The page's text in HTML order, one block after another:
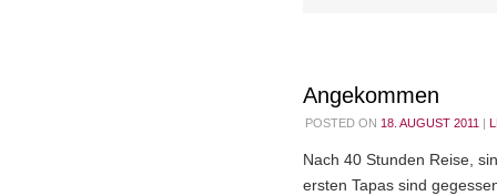
Angekommen
POSTED ON 18. AUGUST 2011
Nach 40 Stunden Reise,
ersten Tapas sind